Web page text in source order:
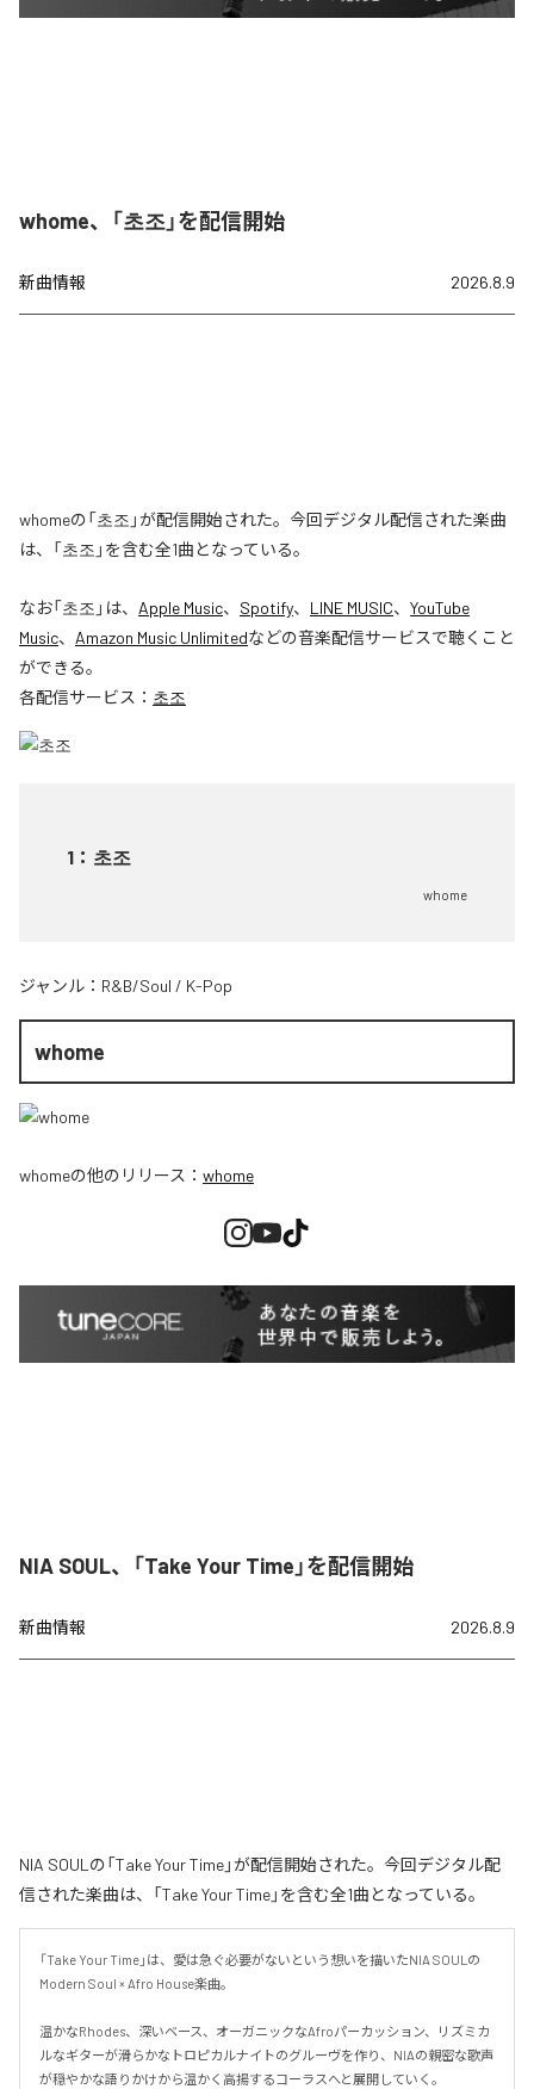
whome、「초조」を配信開始
新曲情報 2026.8.9
whomeの「초조」が配信開始された。今回デジタル配信された楽曲
は、「초조」を含む全1曲となっている。
なお「초조 」は、 Apple Music、 Spotify、 LINE MUSIC、 YouTube
Music、 Amazon Music Unlimitedなどの音楽配信サービスで聴くこと
ができる。
各配信サービス： 초조
1 ： 초조
whome
ジャンル： R&B/Soul / K-Pop
whome
whomeの他のリリース： whome
NIA SOUL、「Take Your Time」を配信開始
新曲情報 2026.8.9
NIA SOULの「Take Your Time」が配信開始された。今回デジタル配
信された楽曲は、「Take Your Time」を含む全1曲となっている。
「Take Your Time」は、愛は急ぐ必要がないという想いを描いたNIA SOULの
Modern Soul × Afro House楽曲。
温かなRhodes、深いベース、オーガニックなAfroパーカッション、リズミカ
ルなギターが滑らかなトロピカルナイトのグルーヴを作り、NIAの親密な歌声
が穏やかな語りかけから温かく高揚するコーラスへと展開していく。